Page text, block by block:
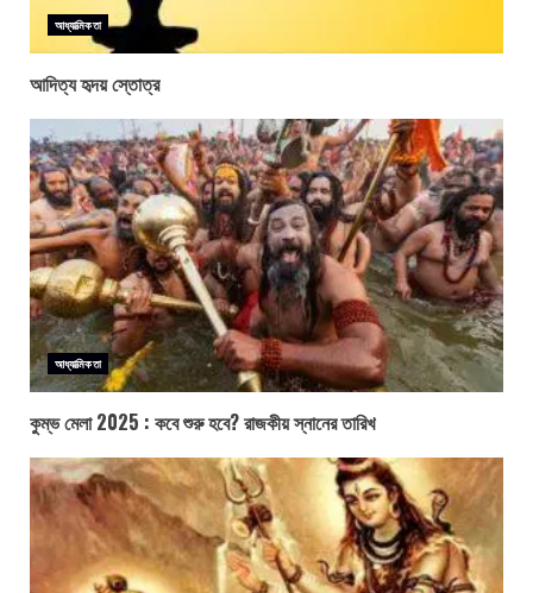
আধ্যাত্মিকতা
আদিত্য হৃদয় স্তোত্র
আধ্যাত্মিকতা
কুম্ভ মেলা 2025 : কবে শুরু হবে? রাজকীয় স্নানের তারিখ